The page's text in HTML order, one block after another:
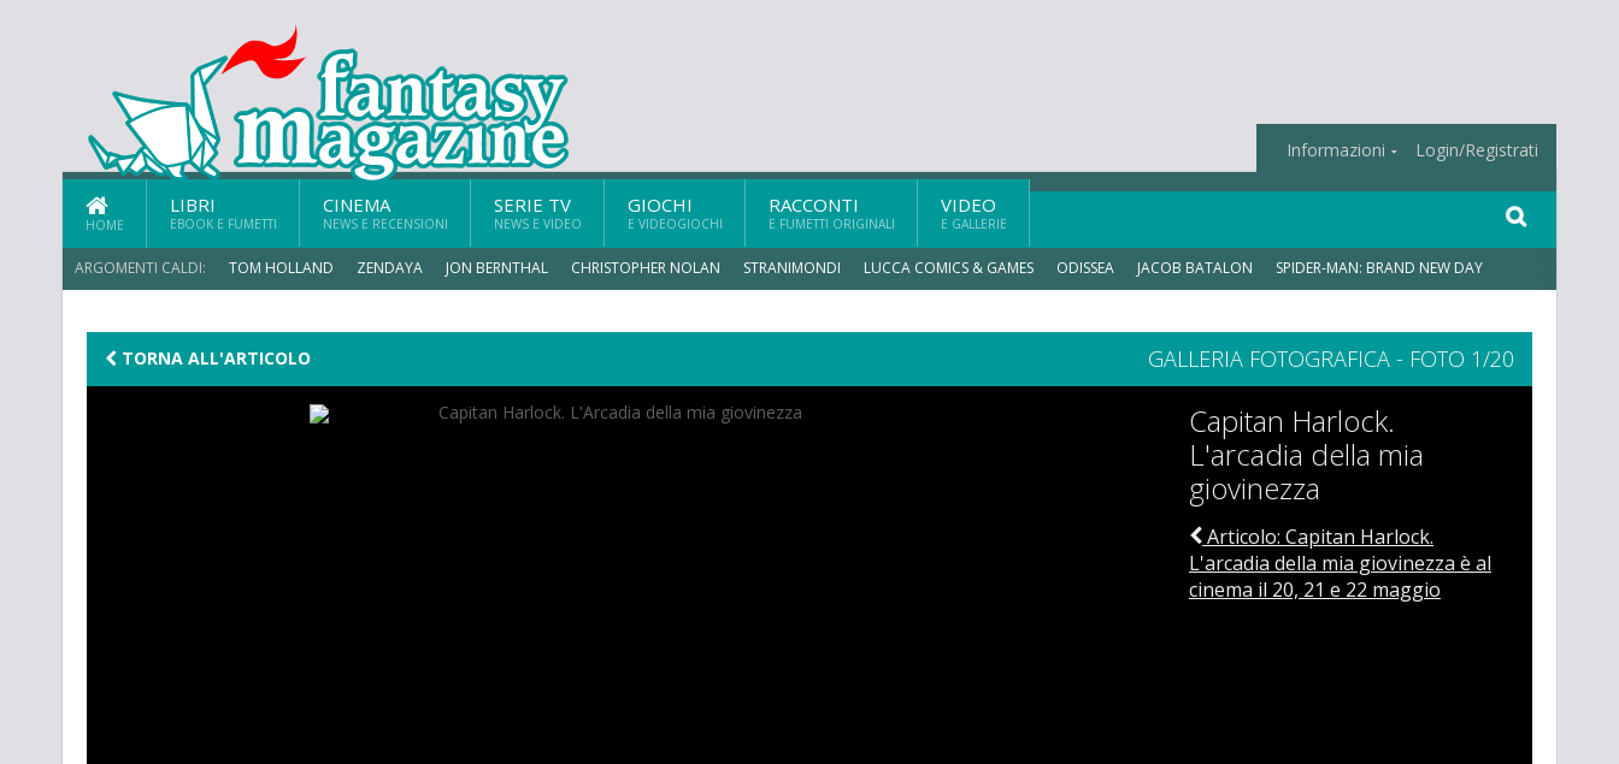
Informazioni Login/Registrati
HOME
LIBRI
EBOOK E FUMETTI
CINEMA
NEWS E RECENSIONI
SERIE TV
NEWS E VIDEO
GIOCHI
E VIDEOGIOCHI
RACCONTI
E FUMETTI ORIGINALI
VIDEO
E GALLERIE
ARGOMENTI CALDI: TOM HOLLAND ZENDAYA JON BERNTHAL CHRISTOPHER NOLAN STRANIMONDI LUCCA COMICS & GAMES ODISSEA JACOB BATALON SPIDER-MAN: BRAND NEW DAY
GALLERIA FOTOGRAFICA - FOTO 1/20
TORNA ALL'ARTICOLO
Capitan Harlock.
L'arcadia della mia
giovinezza
Articolo: Capitan Harlock.
L'arcadia della mia giovinezza è al
cinema il 20, 21 e 22 maggio